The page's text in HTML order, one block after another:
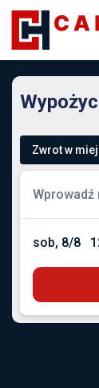
Zwrot w
sob, 8/8